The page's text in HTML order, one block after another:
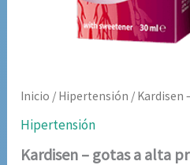
Inicio / Hipertensión / Kardisen
Hipertensión
Kardisen – gotas a alta